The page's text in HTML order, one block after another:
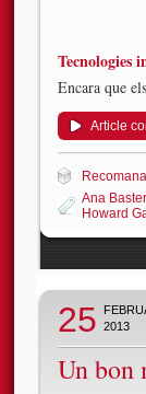
Tecnologies
Encara que
Article
Ana
Howard
25 2013
Un bon